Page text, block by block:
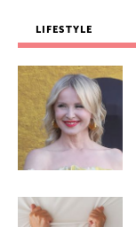
LIFESTYLE